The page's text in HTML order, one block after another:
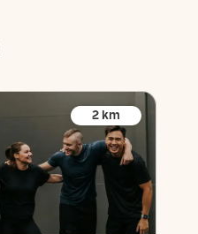
2 km